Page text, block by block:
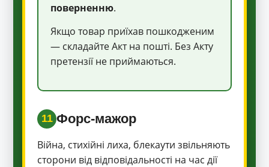
поверненню.
Якщо товар приїхав пошкодженим
— складайте Акт на пошті. Без Акту
претензії не приймаються.
11 Форс-мажор
Війна, стихійні лиха, блекаути звільняють
сторони від відповідальності на час дії